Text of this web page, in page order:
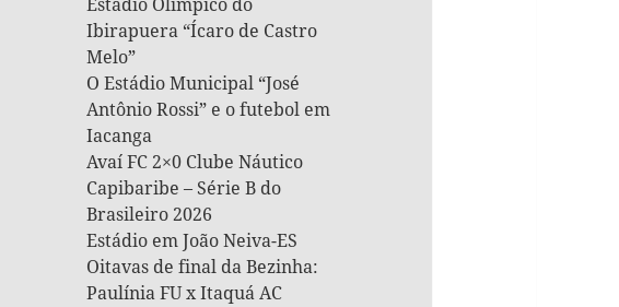
Ibirapuera “Ícaro de Castro
Melo”
O Estádio Municipal “José
Antônio Rossi” e o futebol em
Iacanga
Avaí FC 2×0 Clube Náutico
Capibaribe – Série B do
Brasileiro 2026
Estádio em João Neiva-ES
Oitavas de final da Bezinha:
Paulínia FU x Itaquá AC